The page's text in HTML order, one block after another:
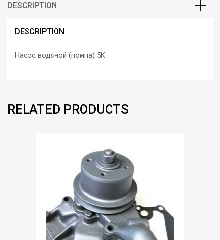
DESCRIPTION
DESCRIPTION
Насос водяной (помпа) 5K
RELATED PRODUCTS